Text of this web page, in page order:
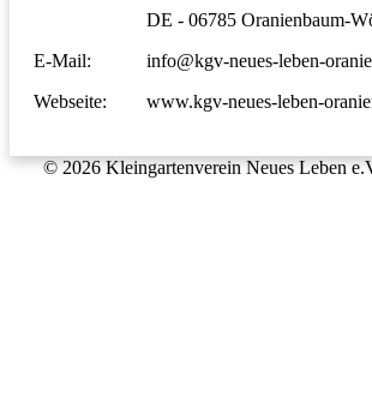
DE - 06785 Oranienbaum-
E-Mail:
info@kgv-neues-leben-
Webseite:
www.kgv-neues-leben-
© 2026 Kleingartenverein Neues Leben